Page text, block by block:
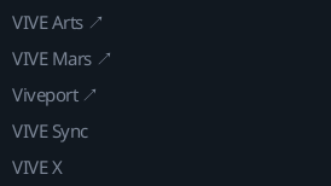
VIVE Arts ↗
VIVE Mars ↗
Viveport ↗
VIVE Sync
VIVE X